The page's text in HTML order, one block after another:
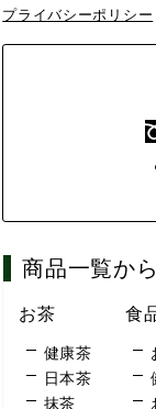
プライバシーポリシー
商品一覧か
お茶
健康茶
日本茶
抹茶
食